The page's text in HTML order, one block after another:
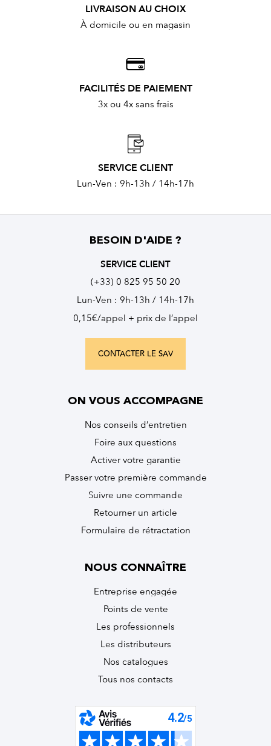
LIVRAISON AU CHOIX
À domicile ou en magasin
FACILITÉS DE PAIEMENT
3x ou 4x sans frais
SERVICE CLIENT
Lun-Ven : 9h-13h / 14h-17h
BESOIN D'AIDE ?
SERVICE CLIENT
(+33) 0 825 95 50 20
Lun-Ven : 9h-13h / 14h-17h
0,15€/appel + prix de l’appel
CONTACTER LE SAV
ON VOUS ACCOMPAGNE
Nos conseils d’entretien
Foire aux questions
Activer votre garantie
Passer votre première commande
Suivre une commande
Retourner un article
Formulaire de rétractation
NOUS CONNAÎTRE
Entreprise engagée
Points de vente
Les professionnels
Les distributeurs
Nos catalogues
Tous nos contacts